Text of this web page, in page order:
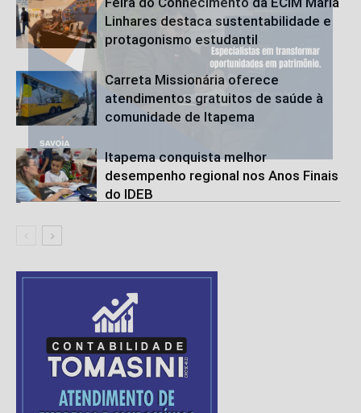
Linhares destaca sustentabilidade e
protagonismo estudantil
Carreta Missionária oferece
atendimentos gratuitos de saúde à
comunidade de Itapema
Itapema conquista melhor
desempenho regional nos Anos Finais
do IDEB